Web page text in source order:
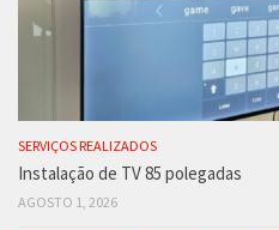
SERVIÇOS REALIZADOS
Instalação de TV 85 polegadas
AGOSTO 1, 2026